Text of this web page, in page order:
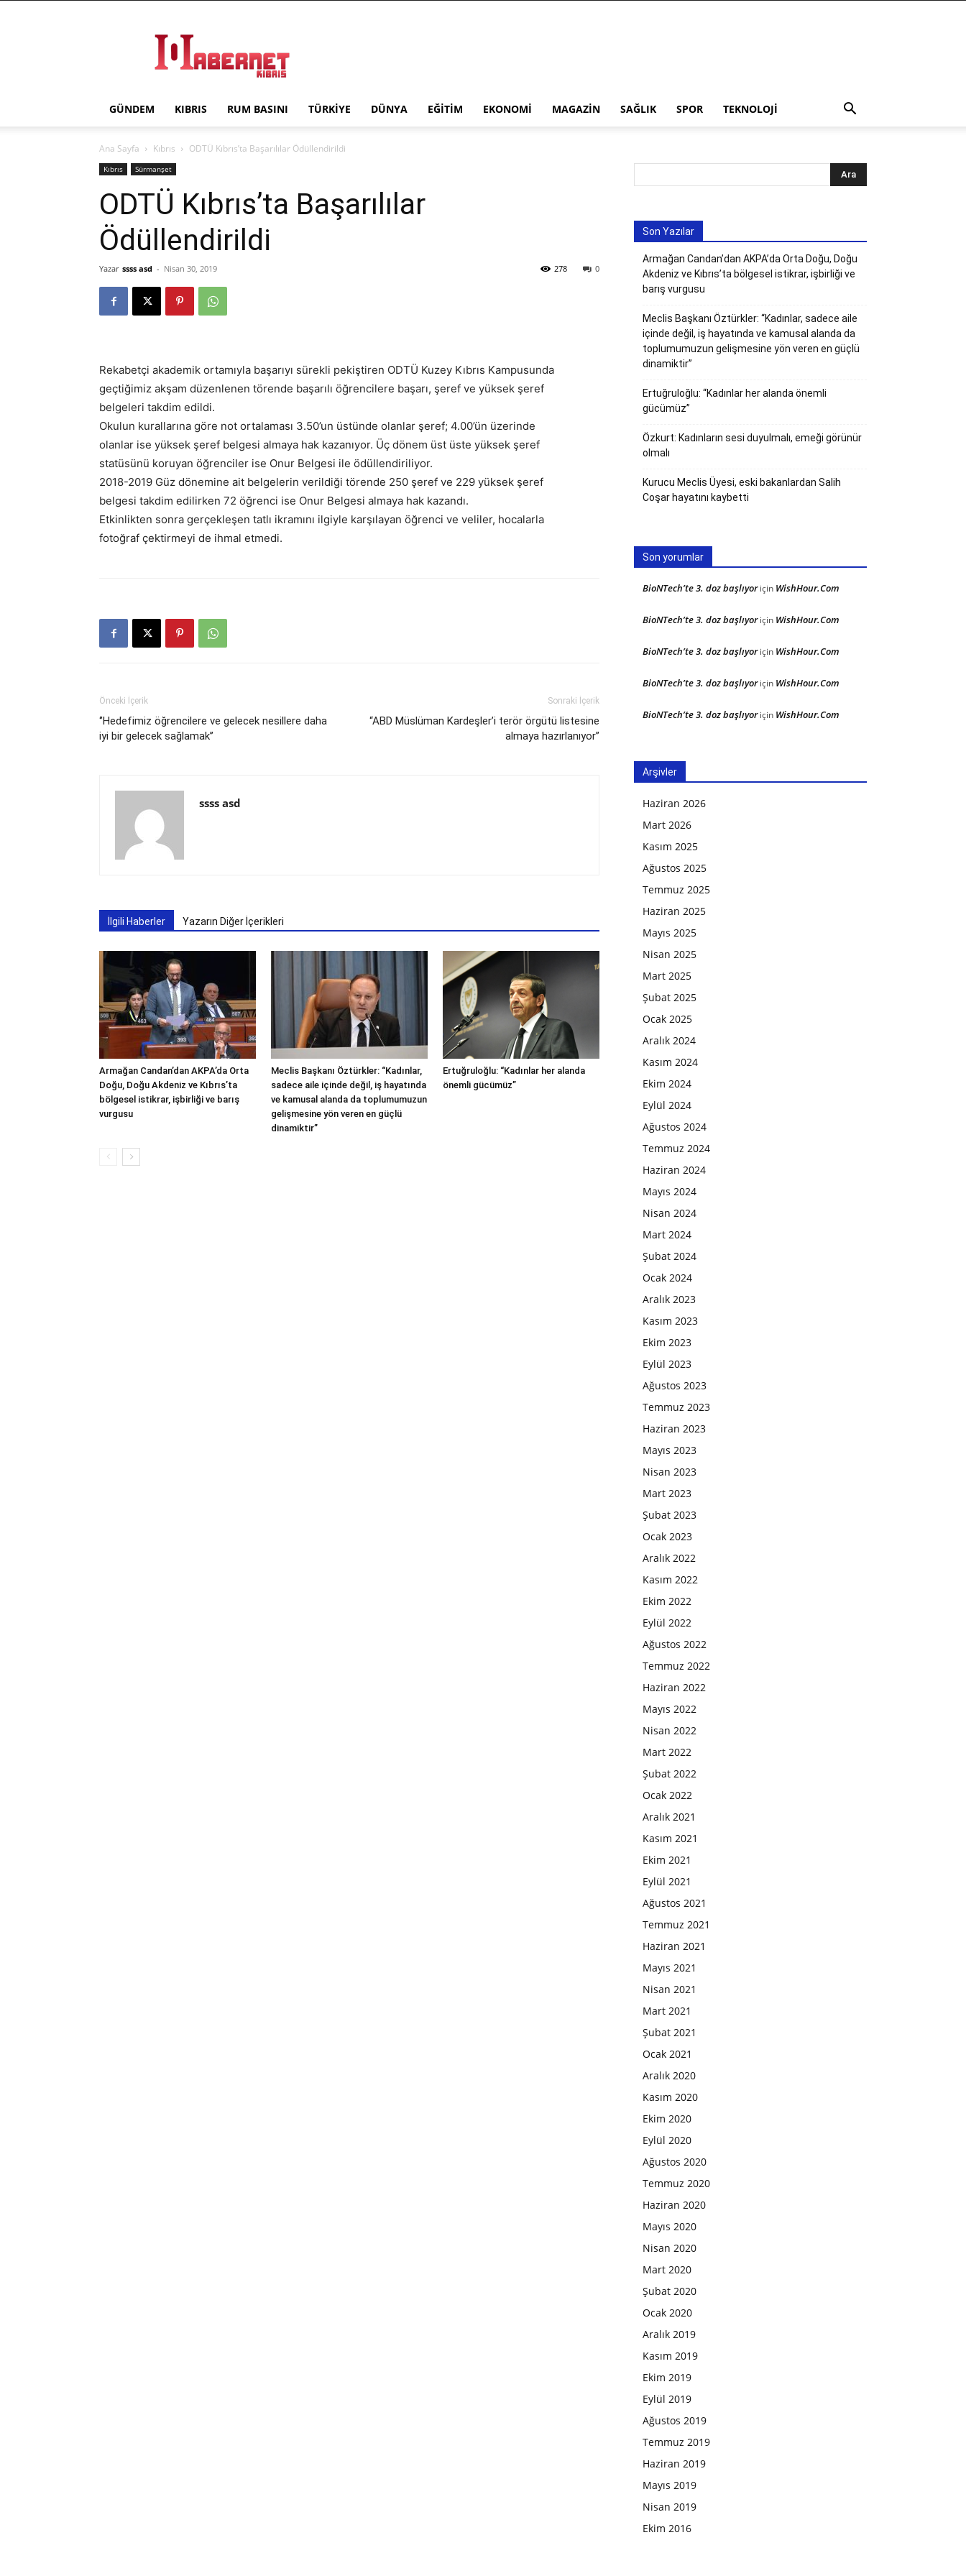
Kıbrıs
GÜNDEM KIBRIS RUM BASINI TÜRKIYE DÜNYA EĞITIM EKONOMI MAGAZIN SAĞLIK SPOR TEKNOLOJI
Ana Sayfa Kıbrıs ODTÜ Kıbrıs’ta Başarılılar Ödüllendirildi
Kıbrıs Sürmanşet
ODTÜ Kıbrıs’ta Başarılılar
Ödüllendirildi
Yazar ssss asd - Nisan 30, 2019 0
278
Rekabetçi akademik ortamıyla başarıyı sürekli pekiştiren ODTÜ Kuzey Kıbrıs Kampusunda
geçtiğimiz akşam düzenlenen törende başarılı öğrencilere başarı, şeref ve yüksek şeref
belgeleri takdim edildi.
Okulun kurallarına göre not ortalaması 3.50’un üstünde olanlar şeref; 4.00’ün üzerinde
olanlar ise yüksek şeref belgesi almaya hak kazanıyor. Üç dönem üst üste yüksek şeref
statüsünü koruyan öğrenciler ise Onur Belgesi ile ödüllendiriliyor.
2018-2019 Güz dönemine ait belgelerin verildiği törende 250 şeref ve 229 yüksek şeref
belgesi takdim edilirken 72 öğrenci ise Onur Belgesi almaya hak kazandı.
Etkinlikten sonra gerçekleşen tatlı ikramını ilgiyle karşılayan öğrenci ve veliler, hocalarla
fotoğraf çektirmeyi de ihmal etmedi.
Önceki İçerik
‘’Hedefimiz öğrencilere ve gelecek nesillere daha
iyi bir gelecek sağlamak’’
Sonraki İçerik
“ABD Müslüman Kardeşler’i terör örgütü listesine
almaya hazırlanıyor”
ssss asd
İlgili Haberler Yazarın Diğer İçerikleri
Armağan Candan’dan AKPA’da Orta
Doğu, Doğu Akdeniz ve Kıbrıs’ta
bölgesel istikrar, işbirliği ve barış
vurgusu
Meclis Başkanı Öztürkler: “Kadınlar,
sadece aile içinde değil, iş hayatında
ve kamusal alanda da toplumumuzun
gelişmesine yön veren en güçlü
dinamiktir”
Ertuğruloğlu: “Kadınlar her alanda
önemli gücümüz”
Son Yazılar
Armağan Candan’dan AKPA’da Orta Doğu, Doğu
Akdeniz ve Kıbrıs’ta bölgesel istikrar, işbirliği ve
barış vurgusu
Meclis Başkanı Öztürkler: “Kadınlar, sadece aile
içinde değil, iş hayatında ve kamusal alanda da
toplumumuzun gelişmesine yön veren en güçlü
dinamiktir”
Ertuğruloğlu: “Kadınlar her alanda önemli
gücümüz”
Özkurt: Kadınların sesi duyulmalı, emeği görünür
olmalı
Kurucu Meclis Üyesi, eski bakanlardan Salih
Coşar hayatını kaybetti
Son yorumlar
BioNTech’te 3. doz başlıyoriçin WishHour.Com
BioNTech’te 3. doz başlıyoriçin WishHour.Com
BioNTech’te 3. doz başlıyoriçin WishHour.Com
BioNTech’te 3. doz başlıyoriçin WishHour.Com
BioNTech’te 3. doz başlıyoriçin WishHour.Com
Arşivler
Haziran 2026
Mart 2026
Kasım 2025
Ağustos 2025
Temmuz 2025
Haziran 2025
Mayıs 2025
Nisan 2025
Mart 2025
Şubat 2025
Ocak 2025
Aralık 2024
Kasım 2024
Ekim 2024
Eylül 2024
Ağustos 2024
Temmuz 2024
Haziran 2024
Mayıs 2024
Nisan 2024
Mart 2024
Şubat 2024
Ocak 2024
Aralık 2023
Kasım 2023
Ekim 2023
Eylül 2023
Ağustos 2023
Temmuz 2023
Haziran 2023
Mayıs 2023
Nisan 2023
Mart 2023
Şubat 2023
Ocak 2023
Aralık 2022
Kasım 2022
Ekim 2022
Eylül 2022
Ağustos 2022
Temmuz 2022
Haziran 2022
Mayıs 2022
Nisan 2022
Mart 2022
Şubat 2022
Ocak 2022
Aralık 2021
Kasım 2021
Ekim 2021
Eylül 2021
Ağustos 2021
Temmuz 2021
Haziran 2021
Mayıs 2021
Nisan 2021
Mart 2021
Şubat 2021
Ocak 2021
Aralık 2020
Kasım 2020
Ekim 2020
Eylül 2020
Ağustos 2020
Temmuz 2020
Haziran 2020
Mayıs 2020
Nisan 2020
Mart 2020
Şubat 2020
Ocak 2020
Aralık 2019
Kasım 2019
Ekim 2019
Eylül 2019
Ağustos 2019
Temmuz 2019
Haziran 2019
Mayıs 2019
Nisan 2019
Ekim 2016